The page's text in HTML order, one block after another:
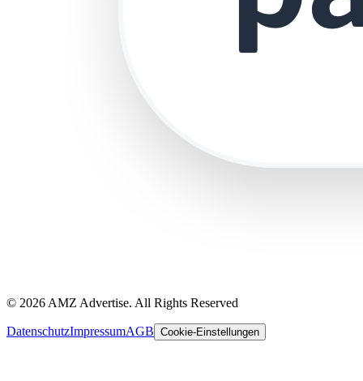
© 2026AMZ Advertise. All Rights Reserved
DatenschutzImpressumAGB Cookie-Einstellungen